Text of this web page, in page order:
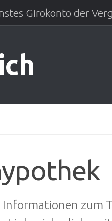
Girokonto der
Informationen zum